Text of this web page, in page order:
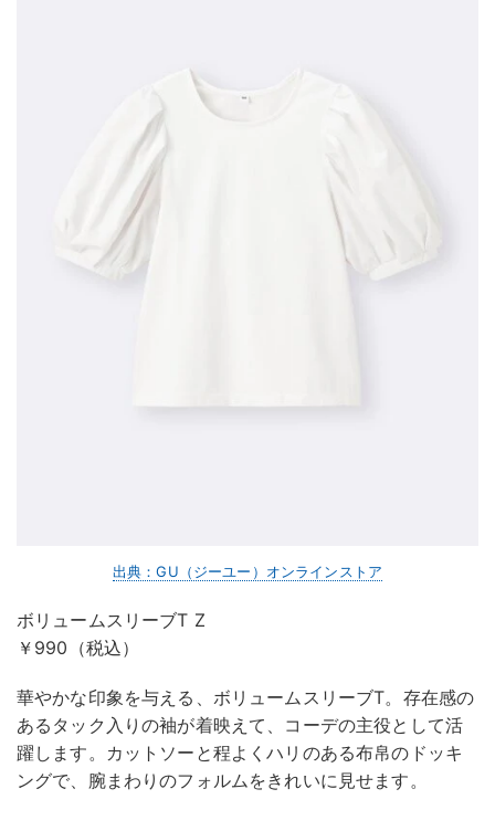
出典：GU（ジーユー）オンラインストア
ボリュームスリーブT Z
￥990（税込）
華やかな印象を与える、ボリュームスリーブT。存在感の
あるタック入りの袖が着映えて、コーデの主役として活
躍します。カットソーと程よくハリのある布帛のドッキ
ングで、腕まわりのフォルムをきれいに見せます。